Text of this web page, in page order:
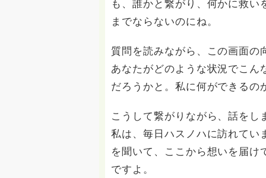
も、誰かと繋がり、何かに救
までならないのにね。
質問を読みながら、この画面の
あなたがどのような状況でこん
だろうかと。私に何ができるの
こうして繋がりながら、話をし
私は、毎日ハスノハに訪れてい
を聞いて、ここから想いを届
ですよ。